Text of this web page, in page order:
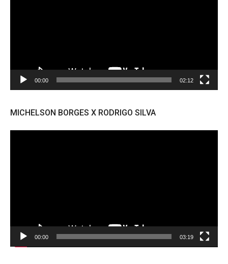
00:00 02:12
MICHELSON BORGES X RODRIGO SILVA
00:00 03:19